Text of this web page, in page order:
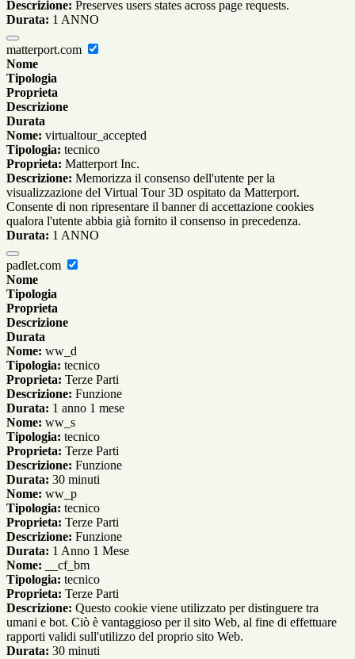
Descrizione: Preserves users states across page requests.
Durata: 1 ANNO
matterport.com
Nome
Tipologia
Proprieta
Descrizione
Durata
Nome: virtualtour_accepted
Tipologia: tecnico
Proprieta: Matterport Inc.
Descrizione: Memorizza il consenso dell'utente per la
visualizzazione del Virtual Tour 3D ospitato da Matterport.
Consente di non ripresentare il banner di accettazione cookies
qualora l'utente abbia già fornito il consenso in precedenza.
Durata: 1 ANNO
padlet.com
Nome
Tipologia
Proprieta
Descrizione
Durata
Nome: ww_d
Tipologia: tecnico
Proprieta: Terze Parti
Descrizione: Funzione
Durata: 1 anno 1 mese
Nome: ww_s
Tipologia: tecnico
Proprieta: Terze Parti
Descrizione: Funzione
Durata: 30 minuti
Nome: ww_p
Tipologia: tecnico
Proprieta: Terze Parti
Descrizione: Funzione
Durata: 1 Anno 1 Mese
Nome: __cf_bm
Tipologia: tecnico
Proprieta: Terze Parti
Descrizione: Questo cookie viene utilizzato per distinguere tra
umani e bot. Ciò è vantaggioso per il sito Web, al fine di effettuare
rapporti validi sull'utilizzo del proprio sito Web.
Durata: 30 minuti